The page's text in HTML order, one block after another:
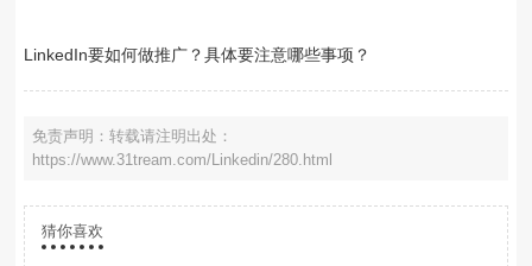
LinkedIn要如何做推广？具体要注意哪些事项？
免责声明：转载请注明出处：
https://www.31tream.com/Linkedin/280.html
猜你喜欢